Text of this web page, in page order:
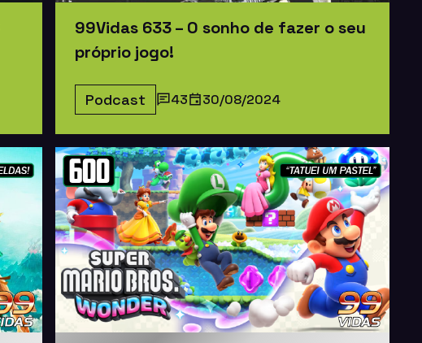
99Vidas 633 – O sonho de fazer o seu
próprio jogo!
Podcast 43 30/08/2024